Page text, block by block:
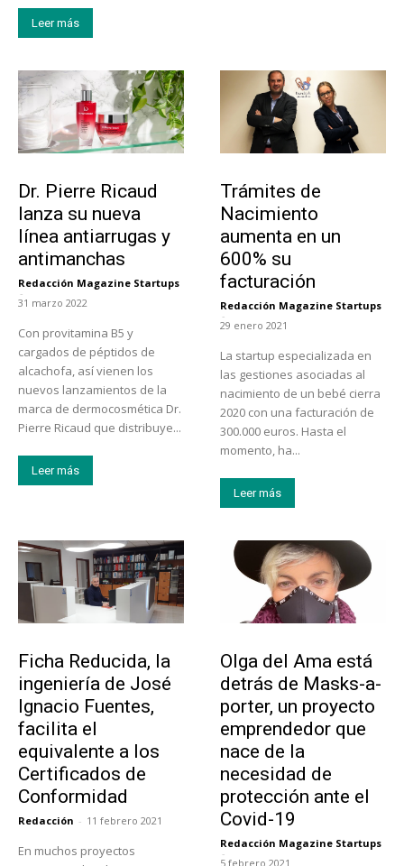
Leer más
Dr. Pierre Ricaud
lanza su nueva
línea antiarrugas y
antimanchas
Redacción Magazine Startups
-
31 marzo 2022
Con provitamina B5 y
cargados de péptidos de
alcachofa, así vienen los
nuevos lanzamientos de la
marca de dermocosmética Dr.
Pierre Ricaud que distribuye...
Leer más
Trámites de
Nacimiento
aumenta en un
600% su
facturación
Redacción Magazine Startups
-
29 enero 2021
La startup especializada en
las gestiones asociadas al
nacimiento de un bebé cierra
2020 con una facturación de
300.000 euros. Hasta el
momento, ha...
Leer más
Ficha Reducida, la
ingeniería de José
Ignacio Fuentes,
facilita el
equivalente a los
Certificados de
Conformidad
Redacción - 11 febrero 2021
En muchos proyectos
Olga del Ama está
detrás de Masks-a-
porter, un proyecto
emprendedor que
nace de la
necesidad de
protección ante el
Covid-19
Redacción Magazine Startups
-
5 febrero 2021